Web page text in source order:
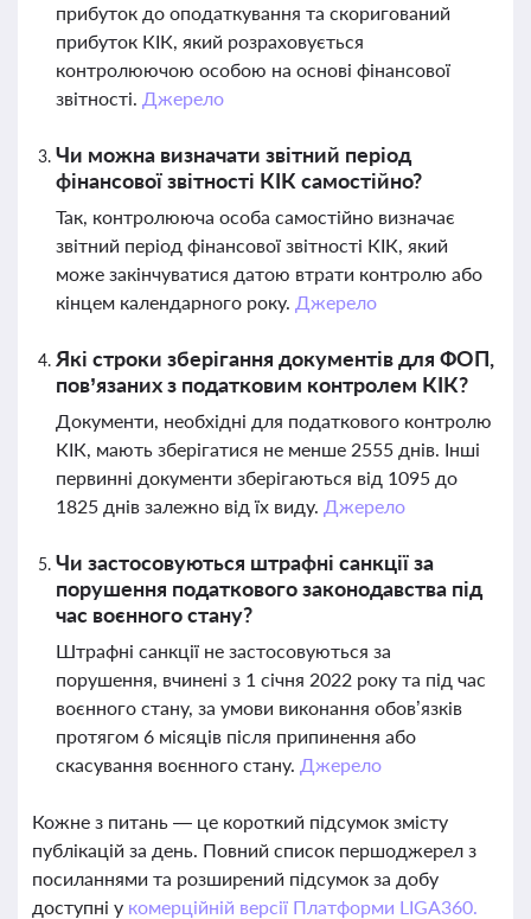
прибуток до оподаткування та скоригований
прибуток КІК, який розраховується
контролюючою особою на основі фінансової
звітності. Джерело
Чи можна визначати звітний період
фінансової звітності КІК самостійно?
Так, контролююча особа самостійно визначає
звітний період фінансової звітності КІК, який
може закінчуватися датою втрати контролю або
кінцем календарного року. Джерело
Які строки зберігання документів для ФОП,
пов’язаних з податковим контролем КІК?
Документи, необхідні для податкового контролю
КІК, мають зберігатися не менше 2555 днів. Інші
первинні документи зберігаються від 1095 до
1825 днів залежно від їх виду. Джерело
Чи застосовуються штрафні санкції за
порушення податкового законодавства під
час воєнного стану?
Штрафні санкції не застосовуються за
порушення, вчинені з 1 січня 2022 року та під час
воєнного стану, за умови виконання обов’язків
протягом 6 місяців після припинення або
скасування воєнного стану. Джерело
Кожне з питань — це короткий підсумок змісту
публікацій за день. Повний список першоджерел з
посиланнями та розширений підсумок за добу
доступні у комерційній версії Платформи LIGA360.